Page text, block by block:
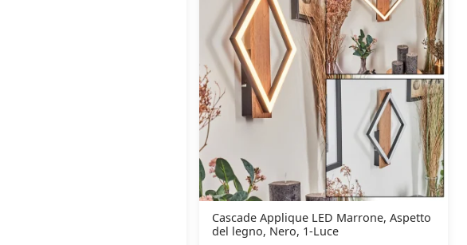
Cascade Applique LED Marrone, Aspetto
del legno, Nero, 1-Luce